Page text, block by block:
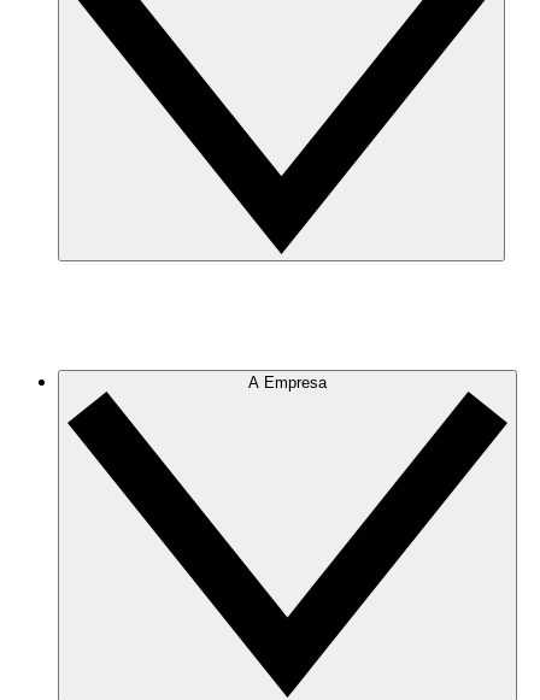
A Empresa